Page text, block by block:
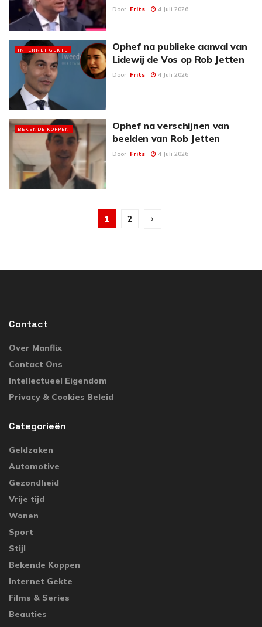
Door Frits 4 Juli 2026
INTERNET GEKTE
Ophef na publieke aanval van
Lidewij de Vos op Rob Jetten
Door Frits 4 Juli 2026
BEKENDE KOPPEN
Ophef na verschijnen van
beelden van Rob Jetten
Door Frits 4 Juli 2026
1 2
Contact
Over Manflix
Contact Ons
Intellectueel Eigendom
Privacy & Cookies Beleid
Categorieën
Geldzaken
Automotive
Gezondheid
Vrije tijd
Wonen
Sport
Stijl
Bekende Koppen
Internet Gekte
Films & Series
Beauties